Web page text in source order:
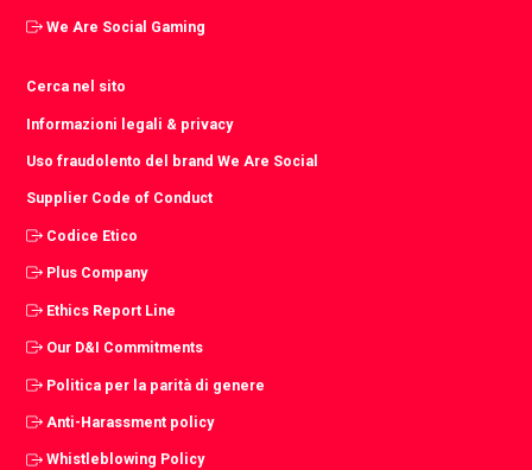
We Are Social Gaming
Cerca nel sito
Informazioni legali & privacy
Uso fraudolento del brand We Are Social
Supplier Code of Conduct
Codice Etico
Plus Company
Ethics Report Line
Our D&I Commitments
Politica per la parità di genere
Anti-Harassment policy
Whistleblowing Policy